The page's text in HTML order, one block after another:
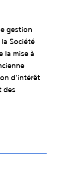
gestion
Société
la mise à
d’intérêt
des